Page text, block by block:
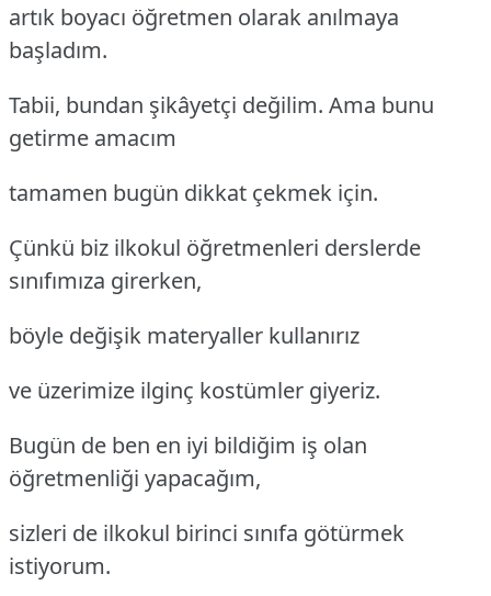
artık boyacı öğretmen olarak anılmaya
başladım.
Tabii, bundan şikâyetçi değilim. Ama bunu
getirme amacım
tamamen bugün dikkat çekmek için.
Çünkü biz ilkokul öğretmenleri derslerde
sınıfımıza girerken,
böyle değişik materyaller kullanırız
ve üzerimize ilginç kostümler giyeriz.
Bugün de ben en iyi bildiğim iş olan
öğretmenliği yapacağım,
sizleri de ilkokul birinci sınıfa götürmek
istiyorum.